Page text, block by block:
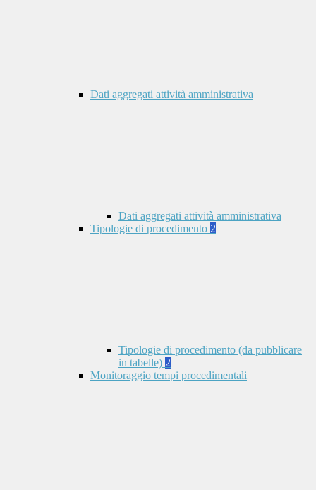
Dati aggregati attività amministrativa
Dati aggregati attività amministrativa
Tipologie di procedimento 2
Tipologie di procedimento (da pubblicare
in tabelle) 2
Monitoraggio tempi procedimentali